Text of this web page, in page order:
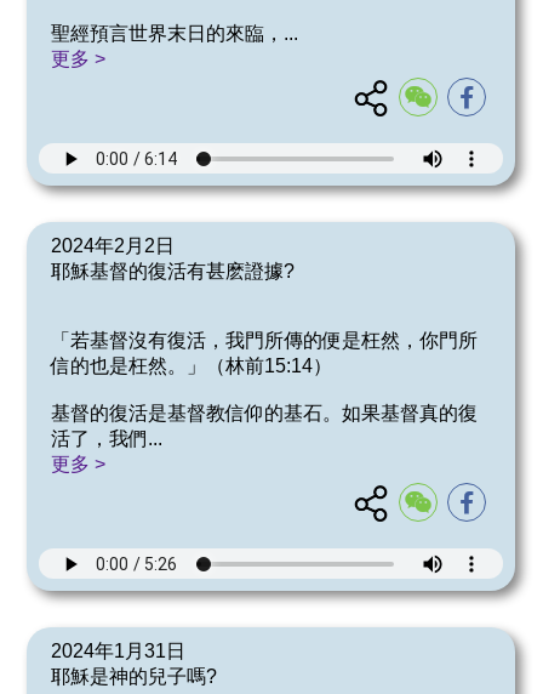
聖經預言世界末日的來臨， ...
更多 >
2024年2月2日
耶穌基督的復活有甚麽證據?
「若基督沒有復活，我門所傳的便是枉然，你門所
信的也是枉然。」（林前15:14）
基督的復活是基督教信仰的基石。如果基督真的復
活了，我們 ...
更多 >
2024年1月31日
耶穌是神的兒子嗎?